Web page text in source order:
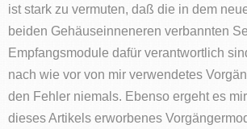
ist stark zu vermuten, daß die in dem
beiden Gehäuseinneneren verbannten
Empfangsmodule dafür verantwortlich
nach wie vor von mir verwendetes
den Fehler niemals. Ebenso ergeht es
dieses Artikels erworbenes